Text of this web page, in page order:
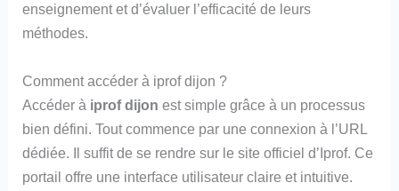
enseignement et d’évaluer l’efficacité de leurs
méthodes.
Comment accéder à iprof dijon ?
Accéder à iprof dijon est simple grâce à un processus
bien défini. Tout commence par une connexion à l’URL
dédiée. Il suffit de se rendre sur le site officiel d’Iprof. Ce
portail offre une interface utilisateur claire et intuitive.